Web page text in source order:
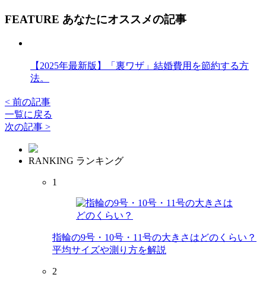
FEATURE あなたにオススメの記事
【2025年最新版】「裏ワザ」結婚費用を節約する方
法。
< 前の記事
一覧に戻る
次の記事 >
RANKING ランキング
1
指輪の9号・10号・11号の大きさはどのくらい？
平均サイズや測り方を解説
2